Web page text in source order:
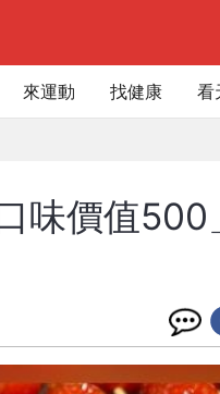
來運動 找健康 看
味價值500